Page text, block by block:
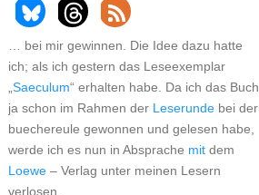
… bei mir gewinnen. Die Idee dazu hatte
ich; als ich gestern das Leseexemplar
Saeculum“ erhalten habe. Da ich das Buch
ja schon im Rahmen der Leserundebei der
buechereule gewonnen und gelesen habe,
werde ich es nun in Absprache mitdem
Loewe– Verlag unter meinen Lesern
verlosen.